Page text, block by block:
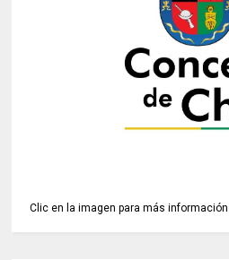
Clic en la imagen para más información